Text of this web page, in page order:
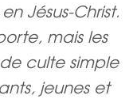
Jésus-Christ.
mais les
culte simple
jeunes et